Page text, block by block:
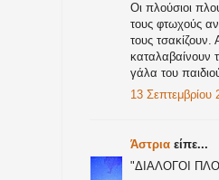
Οι πλούσιοι
τους φτωχούς
τους
καταλαβαίνουν
γάλα του
13 Σεπτεμβρίου
Άστρια είπε...
"ΔΙΑΛΟΓΟΙ